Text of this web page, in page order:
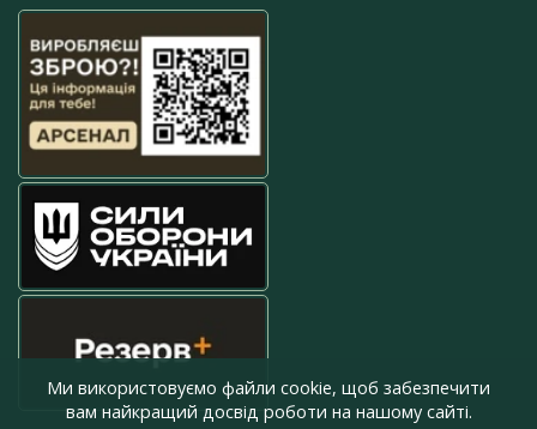
Ми використовуємо файли cookie, щоб забезпечити
вам найкращий досвід роботи на нашому сайті.